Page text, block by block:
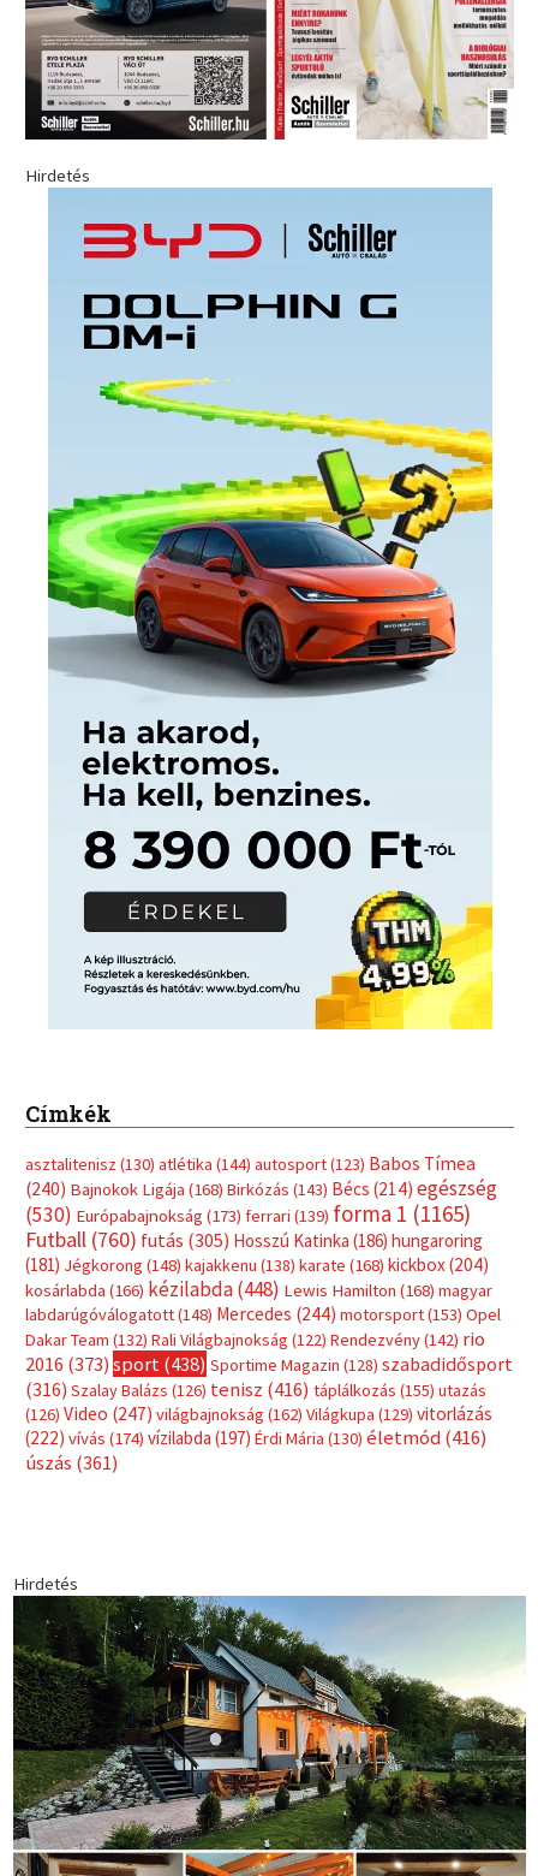
Hirdetés
Címkék
asztalitenisz (130) atlétika (144) autosport(123) Babos Tímea
(240) Bajnokok Ligája (168) Birkózás (143) Bécs (214) egészség
(530) Európabajnokság (173) ferrari (139) forma 1 (1165)
Futball (760) futás (305) Hosszú Katinka (186) hungaroring
(181) Jégkorong (148) kajakkenu (138) karate (168) kickbox(204)
kosárlabda (166) kézilabda(448) Lewis Hamilton (168) magyar
labdarúgóválogatott(148) Mercedes (244) motorsport(153) Opel
Dakar Team (132) Rali Világbajnokság (122) Rendezvény(142) rio
2016 (373) sport(438) Sportime Magazin (128) szabadidősport
(316) Szalay Balázs (126) tenisz (416) táplálkozás (155) utazás
(126) Video (247) világbajnokság (162) Világkupa (129) vitorlázás
(222) vívás (174) vízilabda (197) Érdi Mária (130) életmód(416)
úszás (361)
Hirdetés